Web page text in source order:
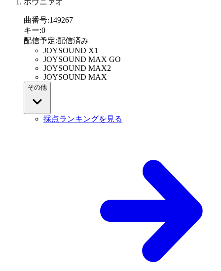
ホウニァオ
曲番号:149267
キー:0
配信予定:配信済み
JOYSOUND X1
JOYSOUND MAX GO
JOYSOUND MAX2
JOYSOUND MAX
その他
採点ランキングを見る